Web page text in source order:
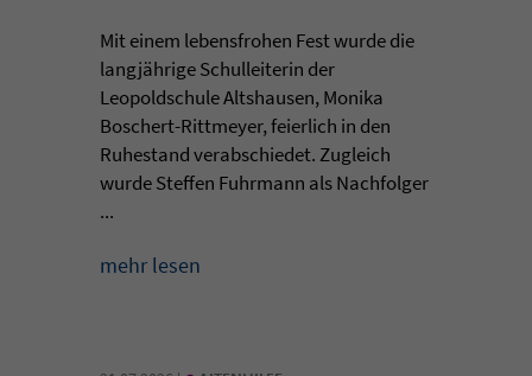
Mit einem lebensfrohen Fest wurde die
langjährige Schulleiterin der
Leopoldschule Altshausen, Monika
Boschert-Rittmeyer, feierlich in den
Ruhestand verabschiedet. Zugleich
wurde Steffen Fuhrmann als Nachfolger
...
mehr lesen